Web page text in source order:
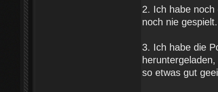
2. Ich habe noch
noch nie
3. Ich habe die
so etwas gut